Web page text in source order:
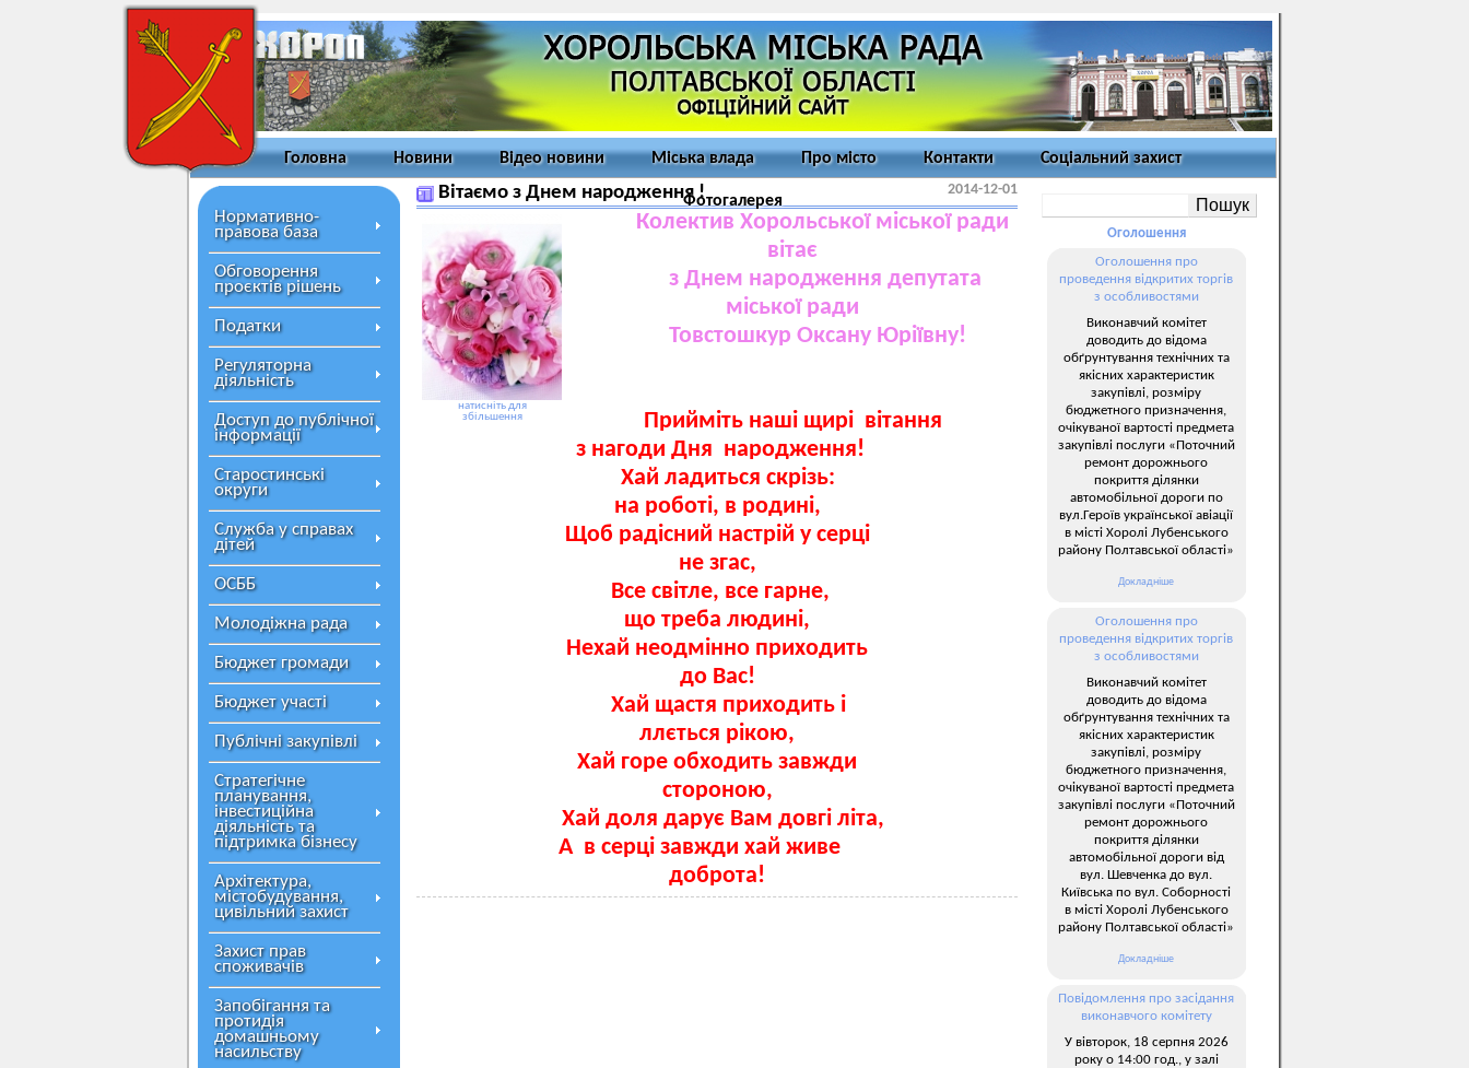
Головна Новини Відео новини Міська влада Про місто Контакти Соціальний захист
Фотогалерея
Нормативно-
правова база
Обговорення
проєктів рішень
Податки
Регуляторна
діяльність
Доступ до публічної
інформації
Старостинські
округи
Служба у справах
дітей
ОСББ
Молодіжна рада
Бюджет громади
Бюджет участі
Публічні закупівлі
Стратегічне
планування,
інвестиційна
діяльність та
підтримка бізнесу
Архітектура,
містобудування,
цивільний захист
Захист прав
споживачів
Запобігання та
протидія
домашньому
насильству
Вітаємо з Днем народження ! 2014-12-01
натисніть для
збільшення
Колектив Хорольської міської ради
вітає
з Днем народження депутата
міської ради
Товстошкур Оксану Юріївну!
Прийміть наші щирі вітання
з нагоди Дня народження!
Хай ладиться скрізь:
на роботі, в родині,
Щоб радісний настрій у серці
не згас,
Все світле, все гарне,
що треба людині,
Нехай неодмінно приходить
до Вас!
Хай щастя приходить і
ллється рікою,
Хай горе обходить завжди
стороною,
Хай доля дарує Вам довгі літа,
А в серці завжди хай живе
доброта!
Оголошення
Оголошення про
проведення відкритих торгів
з особливостями
Виконавчий комітет
доводить до відома
обґрунтування технічних та
якісних характеристик
закупівлі, розміру
бюджетного призначення,
очікуваної вартості предмета
закупівлі послуги «Поточний
ремонт дорожнього
покриття ділянки
автомобільної дороги по
вул.Героїв української авіації
в місті Хоролі Лубенського
району Полтавської області»
Докладніше
Оголошення про
проведення відкритих торгів
з особливостями
Виконавчий комітет
доводить до відома
обґрунтування технічних та
якісних характеристик
закупівлі, розміру
бюджетного призначення,
очікуваної вартості предмета
закупівлі послуги «Поточний
ремонт дорожнього
покриття ділянки
автомобільної дороги від
вул. Шевченка до вул.
Київська по вул. Соборності
в місті Хоролі Лубенського
району Полтавської області»
Докладніше
Повідомлення про засідання
виконавчого комітету
У вівторок, 18 серпня 2026
року о 14:00 год., у залі